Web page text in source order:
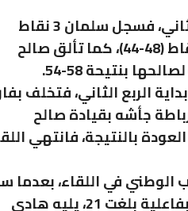
قدم المنتخب الوطني أداء مميزا في الربع الثاني، فسجل سلمان 3 نقاط
متتالية، ساهمت في تقليص الفارق إلى 4 نقاط (48-44)، كما تألق صالح
بنتيحة 58-54.
الربع الثاني، فتخلف
ذلك رباطة جأشه بقيادة صالح
بالنتيجة، فانتهي
في اللقاء، بعدما
19 نقطة مع 8 متابعات و3 تمريرات حاسمة بفاعلية بلغت 21، يليه هادي